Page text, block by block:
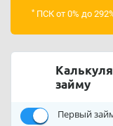
*ПСК от 0% до
займу
Первый